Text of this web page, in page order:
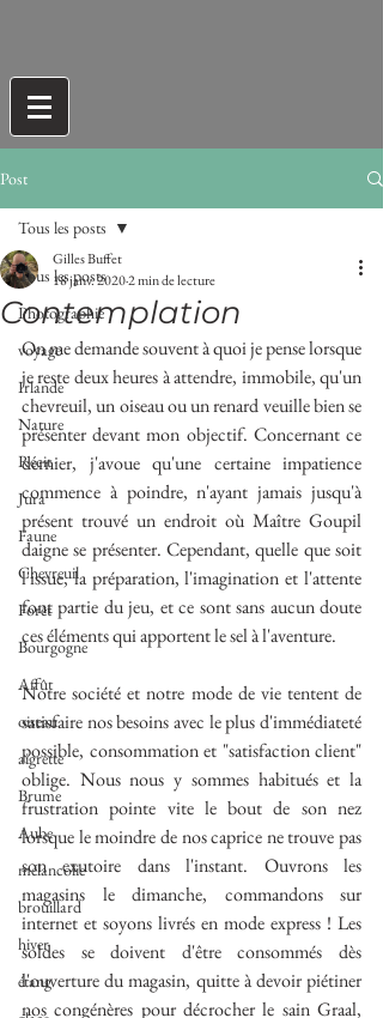
Post
Tous les posts
Photographie
voyage
Irlande
Nature
Récit
Jura
Faune
Chevreuil
Forêt
Bourgogne
Affût
oiseau
aigrette
Brume
Aube
mélancolie
brouillard
hiver
étang
Tous les posts
Contemplation
Gilles Buffet
18 janv. 20202 min de lecture
On me demande souvent à quoi je pense lorsque
je reste deux heures à attendre, immobile, qu'un
chevreuil, un oiseau ou un renard veuille bien se
présenter devant mon objectif. Concernant ce
dernier, j'avoue qu'une certaine impatience
commence à poindre, n'ayant jamais jusqu'à
présent trouvé un endroit où Maître Goupil
daigne se présenter. Cependant, quelle que soit
l'issue, la préparation, l'imagination et l'attente
font partie du jeu, et ce sont sans aucun doute
ces éléments qui apportent le sel à l'aventure.
Notre société et notre mode de vie tentent de
satisfaire nos besoins avec le plus d'immédiateté
possible, consommation et "satisfaction client"
oblige. Nous nous y sommes habitués et la
frustration pointe vite le bout de son nez
lorsque le moindre de nos caprice ne trouve pas
son exutoire dans l'instant. Ouvrons les
magasins le dimanche, commandons sur
internet et soyons livrés en mode express ! Les
soldes se doivent d'être consommés dès
l'ouverture du magasin, quitte à devoir piétiner
nos congénères pour décrocher le sain Graal,